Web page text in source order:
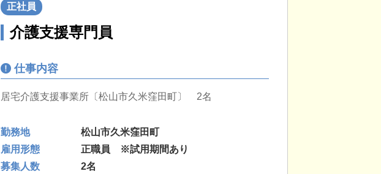
正社員
介護支援専門員
仕事内容
居宅介護支援事業所〔松山市久米窪田町〕 2名
勤務地
松山市久米窪田町
雇用形態
正職員 ※試用期間あり
募集人数
2名